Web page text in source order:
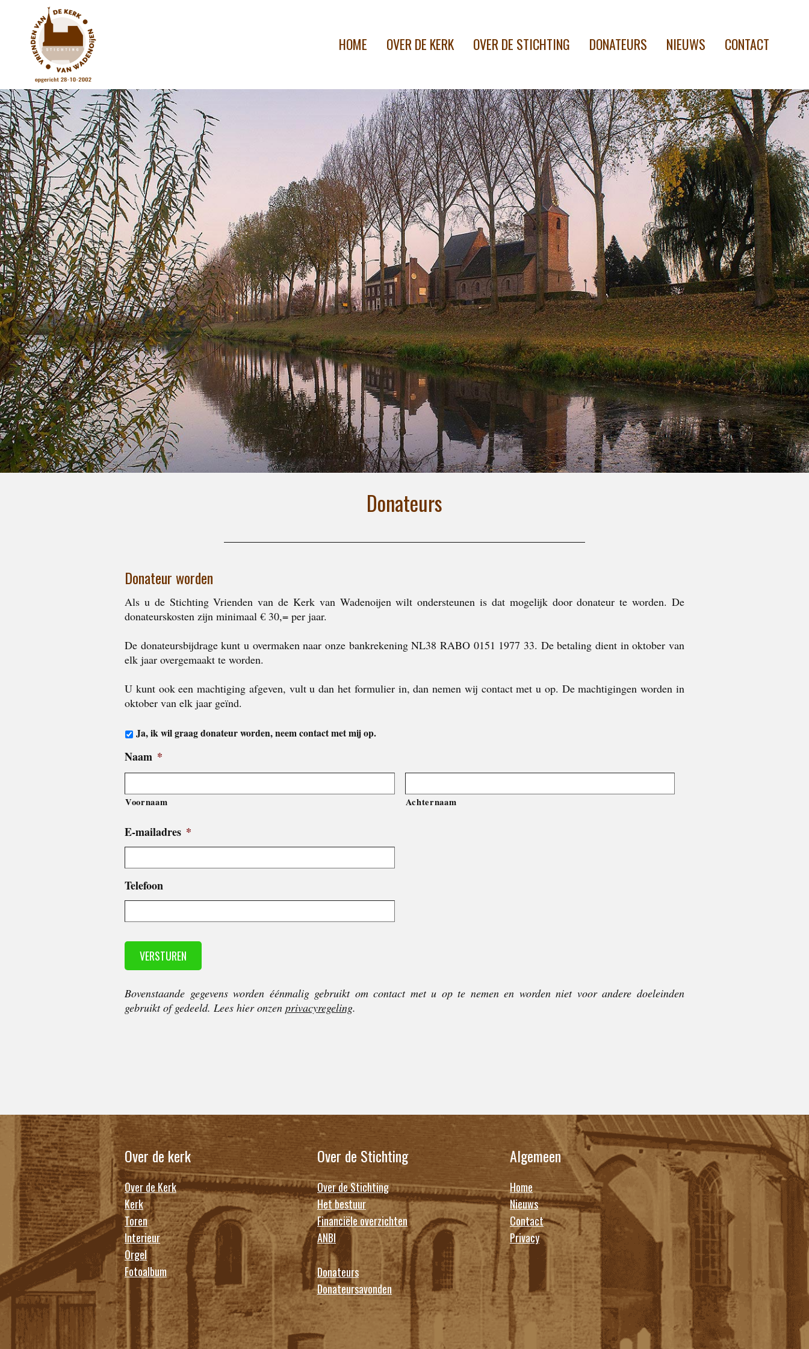
HOME OVER DE KERK OVER DE STICHTING DONATEURS NIEUWS CONTACT
Donateurs
Donateur worden
Als u de Stichting Vrienden van de Kerk van Wadenoijen wilt ondersteunen is dat mogelijk door donateur te worden. De
donateurskosten zijn minimaal € 30,= per jaar.
De donateursbijdrage kunt u overmaken naar onze bankrekening NL38 RABO 0151 1977 33. De betaling dient in oktober van
elk jaar overgemaakt te worden.
U kunt ook een machtiging afgeven, vult u dan het formulier in, dan nemen wij contact met u op. De machtigingen worden in
oktober van elk jaar geïnd.
Ja, ik wil graag donateur worden, neem contact met mij op.
Naam *
Voornaam Achternaam
E-mailadres *
Telefoon
Bovenstaande gegevens worden éénmalig gebruikt om contact met u op te nemen en worden niet voor andere doeleinden
gebruikt of gedeeld. Lees hier onzen privacyregeling.
Over de kerk
Over de Kerk
Kerk
Toren
Interieur
Orgel
Fotoalbum
Over de Stichting
Over de Stichting
Het bestuur
Financiële overzichten
ANBI
Donateurs
Donateursavonden
Algemeen
Home
Nieuws
Contact
Privacy